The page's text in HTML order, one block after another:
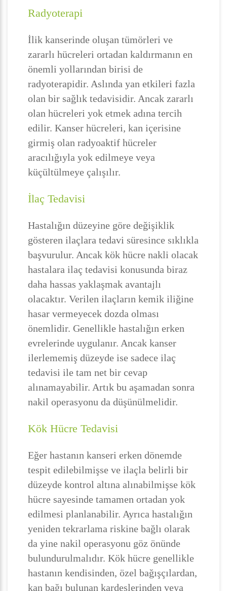
Radyoterapi
İlik kanserinde oluşan tümörleri ve
zararlı hücreleri ortadan kaldırmanın en
önemli yollarından birisi de
radyoterapidir. Aslında yan etkileri fazla
olan bir sağlık tedavisidir. Ancak zararlı
olan hücreleri yok etmek adına tercih
edilir. Kanser hücreleri, kan içerisine
girmiş olan radyoaktif hücreler
aracılığıyla yok edilmeye veya
küçültülmeye çalışılır.
İlaç Tedavisi
Hastalığın düzeyine göre değişiklik
gösteren ilaçlara tedavi süresince sıklıkla
başvurulur. Ancak kök hücre nakli olacak
hastalara ilaç tedavisi konusunda biraz
daha hassas yaklaşmak avantajlı
olacaktır. Verilen ilaçların kemik iliğine
hasar vermeyecek dozda olması
önemlidir. Genellikle hastalığın erken
evrelerinde uygulanır. Ancak kanser
ilerlememiş düzeyde ise sadece ilaç
tedavisi ile tam net bir cevap
alınamayabilir. Artık bu aşamadan sonra
nakil operasyonu da düşünülmelidir.
Kök Hücre Tedavisi
Eğer hastanın kanseri erken dönemde
tespit edilebilmişse ve ilaçla belirli bir
düzeyde kontrol altına alınabilmişse kök
hücre sayesinde tamamen ortadan yok
edilmesi planlanabilir. Ayrıca hastalığın
yeniden tekrarlama riskine bağlı olarak
da yine nakil operasyonu göz önünde
bulundurulmalıdır. Kök hücre genellikle
hastanın kendisinden, özel bağışçılardan,
kan bağı bulunan kardeşlerinden veya